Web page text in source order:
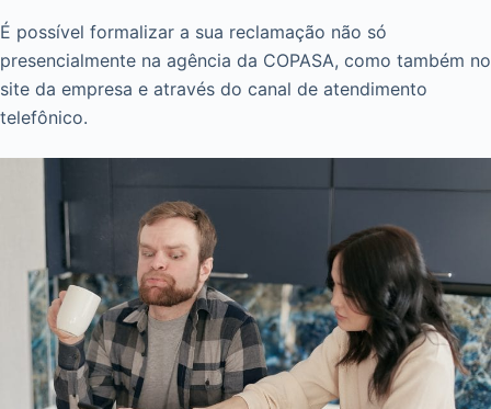
É possível formalizar a sua reclamação não só
presencialmente na agência da COPASA, como também no
site da empresa e através do canal de atendimento
telefônico.